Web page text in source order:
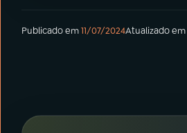
Publicado em11/07/2024Atualizado em